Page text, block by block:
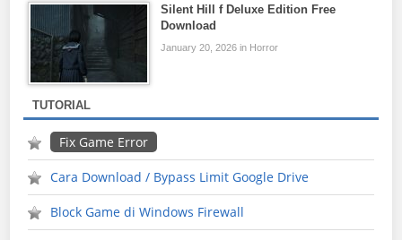
Silent Hill f Deluxe Edition Free
Download
January 20, 2026 in Horror
TUTORIAL
Fix Game Error
Cara Download / Bypass Limit Google Drive
Block Game di Windows Firewall